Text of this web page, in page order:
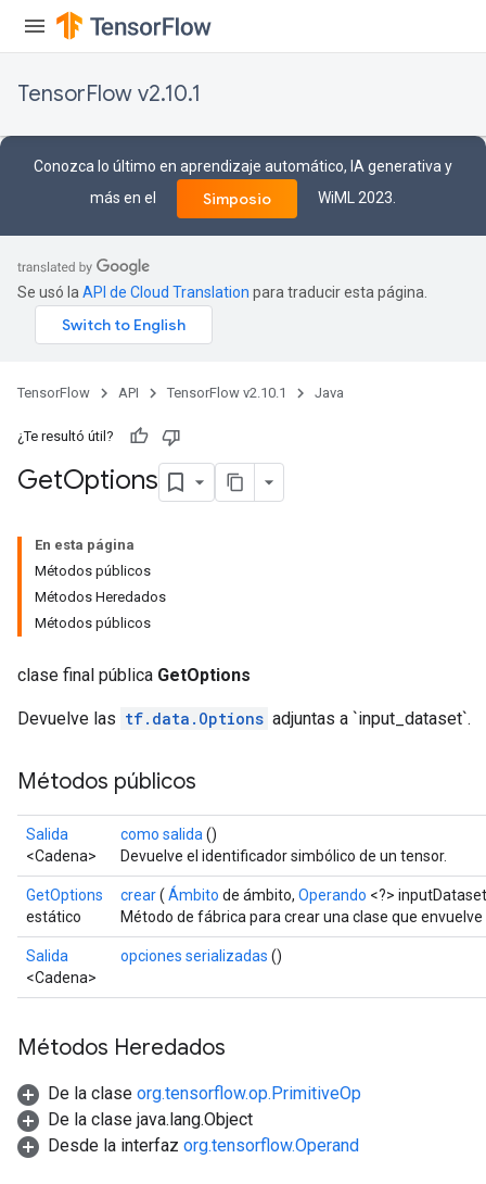
TensorFlow v2.10.1
Conozca lo último en aprendizaje automático, IA generativa y
más en el
Simposio WiML 2023.
Se usó la API de Cloud Translation para traducir esta página.
TensorFlow API TensorFlow v2.10.1 Java
¿Te resultó útil?
GetOptions
En esta página
Métodos públicos
Métodos Heredados
Métodos públicos
clase final pública GetOptions
Devuelve las tf.data.Options adjuntas a `input_dataset`.
Métodos públicos
Salida
<Cadena>
como salida ()
Devuelve el identificador simbólico de un tensor.
GetOptions
estático
crear( Ámbito de ámbito, Operando <?>
Método de fábrica para crear una clase que
Salida
<Cadena>
opciones serializadas ()
Métodos Heredados
De la clase org.tensorflow.op.PrimitiveOp
De la clase java.lang.Object
Desde la interfaz org.tensorflow.Operand